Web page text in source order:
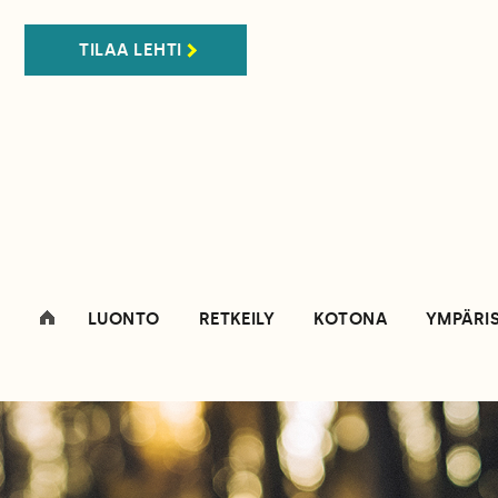
TILAA LEHTI
LUONTO RETKEILY KOTONA